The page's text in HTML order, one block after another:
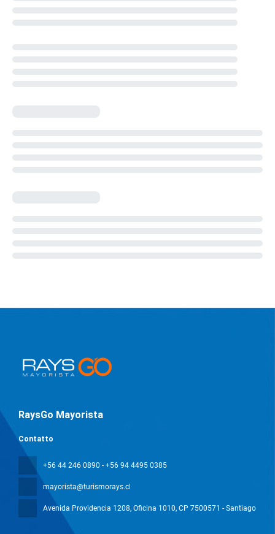
RaysGo Mayorista
Contatto
+56 44 246 0890 - +56 94 4495 0385
mayorista@turismorays.cl
Avenida Providencia 1208, Oficina 1010, CP 7500571 - Santiago